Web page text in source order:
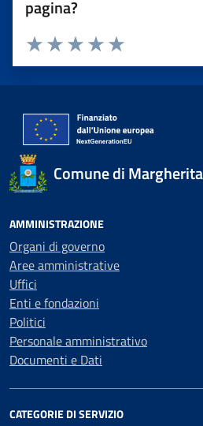
pagina?
Valuta 5 stelle su
Valuta 4 stelle su 5
Valuta 3 stelle su 5
Valuta 2 stelle su 5
Valuta 1 stelle su 5
Comune di
AMMINISTRAZIONE
Organi di governo
Aree amministrative
Uffici
Enti e fondazioni
Politici
Personale amministrativo
Documenti e Dati
CATEGORIE DI SERVIZIO